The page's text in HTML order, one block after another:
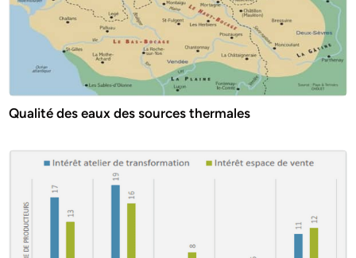
Qualité des eaux des sources thermales